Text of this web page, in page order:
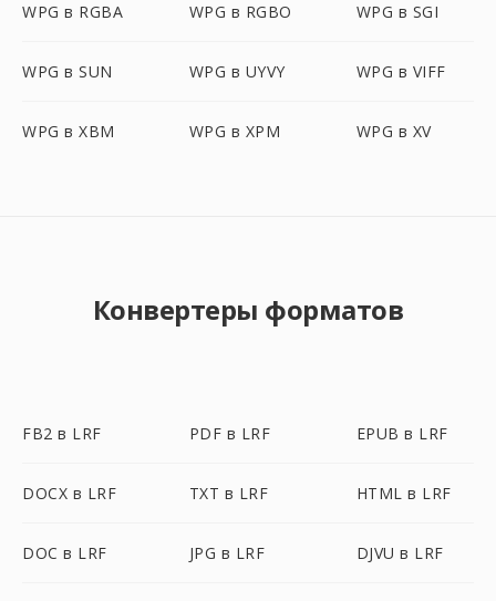
WPG в RGBA WPG в RGBO WPG в SGI
WPG в SUN WPG в UYVY WPG в VIFF
WPG в XBM WPG в XPM WPG в XV
Конвертеры форматов
FB2 в LRF PDF в LRF EPUB в LRF
DOCX в LRF TXT в LRF HTML в LRF
DOC в LRF JPG в LRF DJVU в LRF